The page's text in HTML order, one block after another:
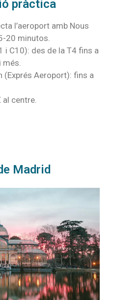
pràctica
l’aeroport amb Nous
20 minutos.
i C10): des de la T4 fins a
més.
(Exprés Aeroport): fins a
al centre.
Madrid